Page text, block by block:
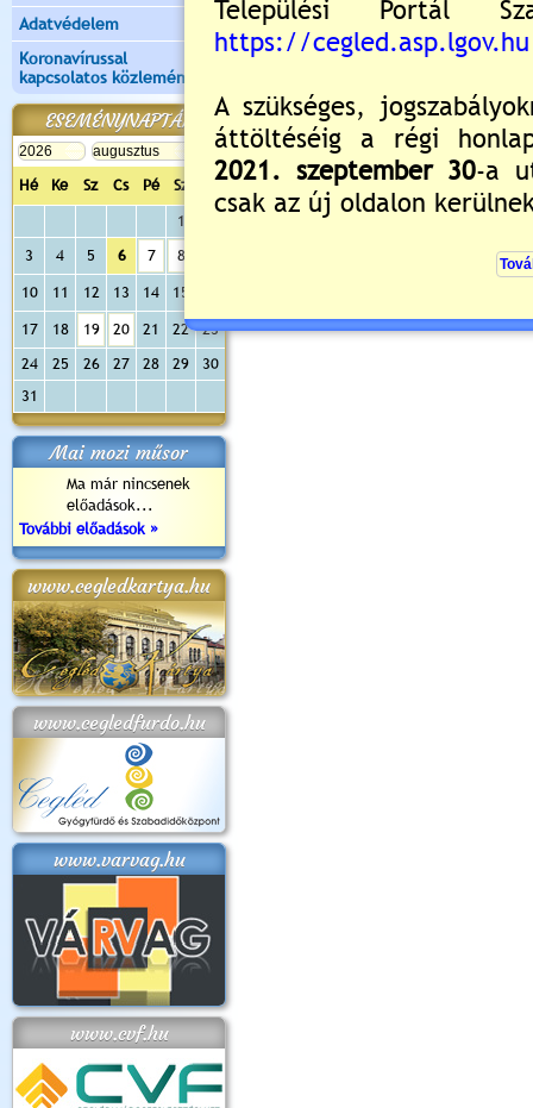
Adatvédelem
Koronavírussal
kapcsolatos közlemények
ESEMÉNYNAPTÁR
Hé Ke Sz Cs Pé Sz
Va
1
3
4 5 6 7 8
10 11 12 13 14 15
17 18 19 20 21 22
23
24
25 26 27 28 29
30
31
Mai mozi műsor
Ma már nincsenek
előadások...
További előadások »
www.cegledkartya.hu
www.cegledfurdo.hu
www.varvag.hu
www.cvf.hu